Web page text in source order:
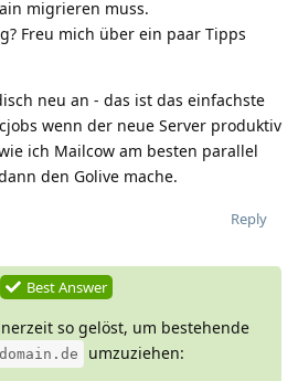
migrieren muss.
Freu mich über ein paar Tipps
neu an - das ist das einfachste
wenn der neue Server produktiv
ich Mailcow am besten parallel
den Golive mache.
Reply
Best Answer
so gelöst, um bestehende
umzuziehen: